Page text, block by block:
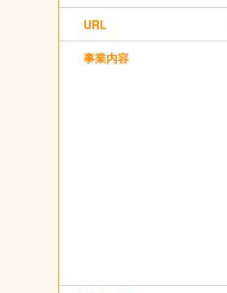
URL
事業内容